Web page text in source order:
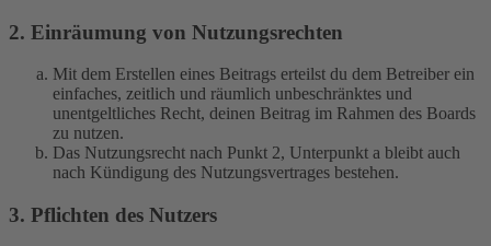
2. Einräumung von Nutzungsrechten
Mit dem Erstellen eines Beitrags erteilst du dem Betreiber ein
einfaches, zeitlich und räumlich unbeschränktes und
unentgeltliches Recht, deinen Beitrag im Rahmen des Boards
zu nutzen.
Das Nutzungsrecht nach Punkt 2, Unterpunkt a bleibt auch
nach Kündigung des Nutzungsvertrages bestehen.
3. Pflichten des Nutzers